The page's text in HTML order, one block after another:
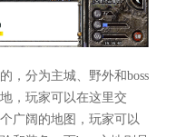
，分为主城、野外和boss
，玩家可以在这里交
广阔的地图，玩家可以